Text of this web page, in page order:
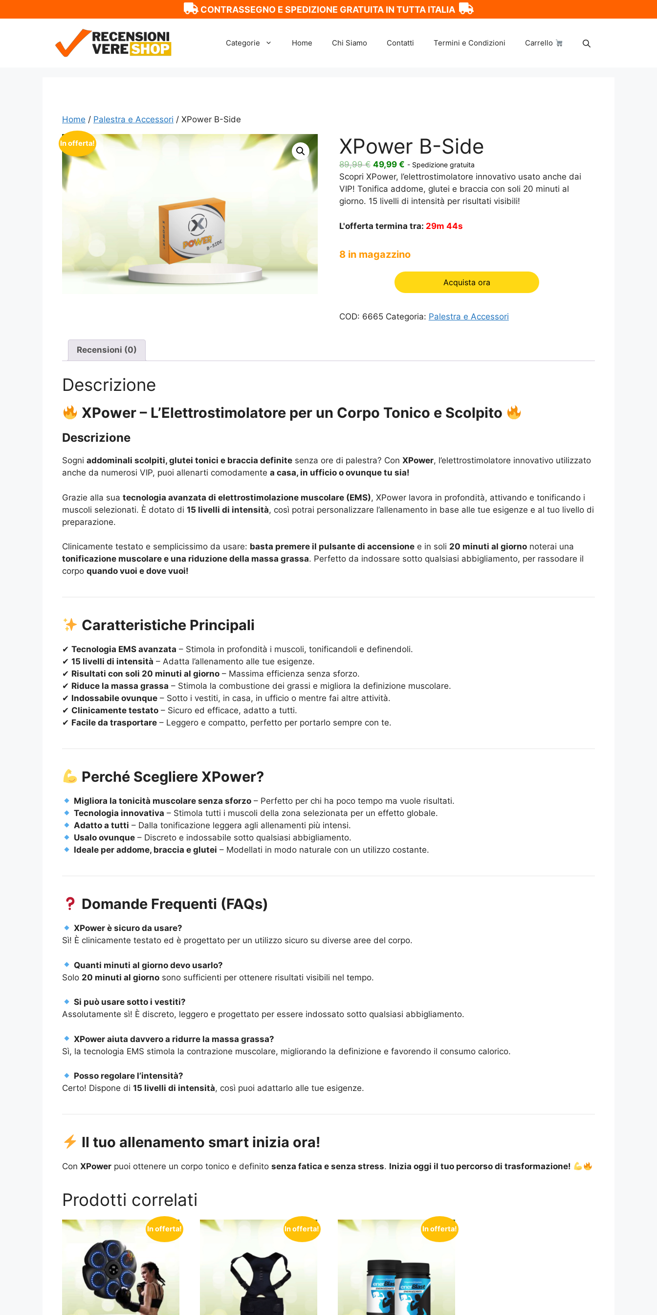
CONTRASSEGNO E SPEDIZIONE GRATUITA IN TUTTA ITALIA
Categorie Home Chi Siamo Contatti Termini e Condizioni Carrello
Home / Palestra e Accessori / XPower B-Side
In offerta! XPower B-Side
89,99€ Il
prezzo
originale
era:
49,99 €Il
prezzo
attuale
è:
- Spedizione gratuita
Scopri XPower, l’elettrostimolatore innovativo usato anche dai
VIP! Tonifica addome, glutei e braccia con soli 20 minuti al
giorno. 15 livelli di intensità per risultati visibili!
L'offerta termina tra: 29m 43s
8 in magazzino
Acquista ora
COD: 6665 Categoria: Palestra e Accessori
Recensioni (0)
Descrizione
XPower – L’Elettrostimolatore per un Corpo Tonico e Scolpito
Descrizione
Sogni addominali scolpiti, glutei tonici e braccia definite senza ore di palestra? Con XPower, l’elettrostimolatore innovativo utilizzato
anche da numerosi VIP, puoi allenarti comodamente a casa, in ufficio o ovunque tu sia!
Grazie alla sua tecnologia avanzata di elettrostimolazione muscolare (EMS), XPower lavora in profondità, attivando e tonificando i
muscoli selezionati. È dotato di 15 livelli di intensità, così potrai personalizzare l’allenamento in base alle tue esigenze e al tuo livello di
preparazione.
Clinicamente testato e semplicissimo da usare: basta premere il pulsante di accensione e in soli 20 minuti al giorno noterai una
tonificazione muscolare e una riduzione della massa grassa. Perfetto da indossare sotto qualsiasi abbigliamento, per rassodare il
corpo quando vuoi e dove vuoi!
Caratteristiche Principali
✔ Tecnologia EMS avanzata – Stimola in profondità i muscoli, tonificandoli e definendoli.
✔ 15 livelli di intensità – Adatta l’allenamento alle tue esigenze.
✔ Risultati con soli 20 minuti al giorno – Massima efficienza senza sforzo.
✔ Riduce la massa grassa – Stimola la combustione dei grassi e migliora la definizione muscolare.
✔ Indossabile ovunque – Sotto i vestiti, in casa, in ufficio o mentre fai altre attività.
✔ Clinicamente testato – Sicuro ed efficace, adatto a tutti.
✔ Facile da trasportare – Leggero e compatto, perfetto per portarlo sempre con te.
Perché Scegliere XPower?
Migliora la tonicità muscolare senza sforzo – Perfetto per chi ha poco tempo ma vuole risultati.
Tecnologia innovativa – Stimola tutti i muscoli della zona selezionata per un effetto globale.
Adatto a tutti – Dalla tonificazione leggera agli allenamenti più intensi.
Usalo ovunque – Discreto e indossabile sotto qualsiasi abbigliamento.
Ideale per addome, braccia e glutei – Modellati in modo naturale con un utilizzo costante.
Domande Frequenti (FAQs)
XPower è sicuro da usare?
Sì! È clinicamente testato ed è progettato per un utilizzo sicuro su diverse aree del corpo.
Quanti minuti al giorno devo usarlo?
Solo 20 minuti al giorno sono sufficienti per ottenere risultati visibili nel tempo.
Si può usare sotto i vestiti?
Assolutamente sì! È discreto, leggero e progettato per essere indossato sotto qualsiasi abbigliamento.
XPower aiuta davvero a ridurre la massa grassa?
Sì, la tecnologia EMS stimola la contrazione muscolare, migliorando la definizione e favorendo il consumo calorico.
Posso regolare l’intensità?
Certo! Dispone di 15 livelli di intensità, così puoi adattarlo alle tue esigenze.
Il tuo allenamento smart inizia ora!
Con XPower puoi ottenere un corpo tonico e definito senza fatica e senza stress. Inizia oggi il tuo percorso di trasformazione!
Prodotti correlati
In offerta! In offerta! In offerta!